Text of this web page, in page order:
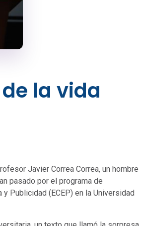
la vida
Javier Correa Correa, un hombre
pasado por el programa de
Publicidad (ECEP) en la Universidad